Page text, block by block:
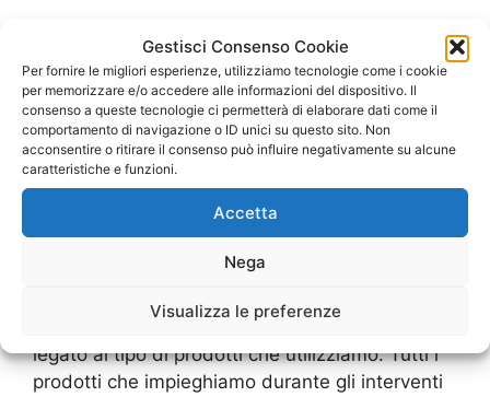
Gestisci Consenso Cookie
Per fornire le migliori esperienze, utilizziamo tecnologie come i cookie
per memorizzare e/o accedere alle informazioni del dispositivo. Il
consenso a queste tecnologie ci permetterà di elaborare dati come il
comportamento di navigazione o ID unici su questo sito. Non
acconsentire o ritirare il consenso può influire negativamente su alcune
caratteristiche e funzioni.
Accetta
Nega
Visualizza le preferenze
I prodotti di qualità
derattizzazioni su Porta Maggiore
Uno dei motivi che rende la nostra azienda di
Derattizzazioni Porta Maggiore
disinfestazione così apprezzata dalla clientela è
legato al tipo di prodotti che utilizziamo. Tutti i
prodotti che impieghiamo durante gli interventi